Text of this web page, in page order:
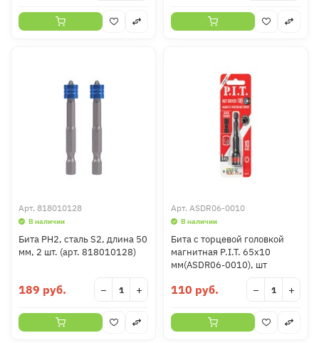
Арт. 818010128
В наличии
Бита PH2, сталь S2, длина 50
мм, 2 шт. (арт. 818010128)
189 руб. − +
Арт. ASDR06-0010
В наличии
Бита с торцевой головкой
магнитная P.I.T. 65x10
мм(ASDR06-0010), шт
110 руб. − +